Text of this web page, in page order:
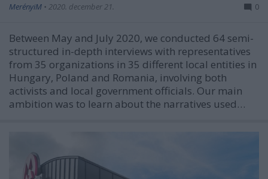
MerényiM • 2020. december 21. 0
Between May and July 2020, we conducted 64 semi-
structured in-depth interviews with representatives
from 35 organizations in 35 different local entities in
Hungary, Poland and Romania, involving both
activists and local government officials. Our main
ambition was to learn about the narratives used…